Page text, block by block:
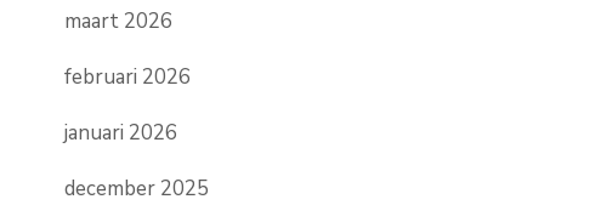
maart 2026
februari 2026
januari 2026
december 2025